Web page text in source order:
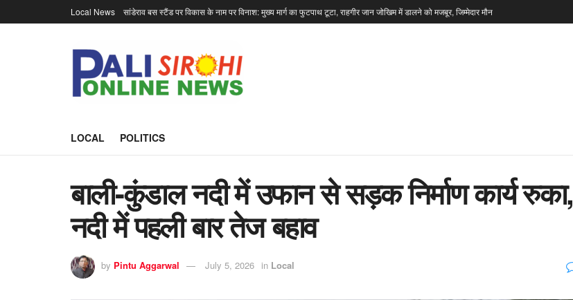
Local News सांडेराव बस स्टैंड पर विकास के नाम पर विनाश: मुख्य मार्ग का फुटपाथ टूटा, राहगीर जान जोखिम में डालने को मजबूर, जिम्मेदार मौन
LOCAL POLITICS
बाली-कुंडाल नदी में उफान से सड़क निर्माण कार्य रुका,
नदी में पहली बार तेज बहाव
by Pintu Aggarwal July 5, 2026 in Local